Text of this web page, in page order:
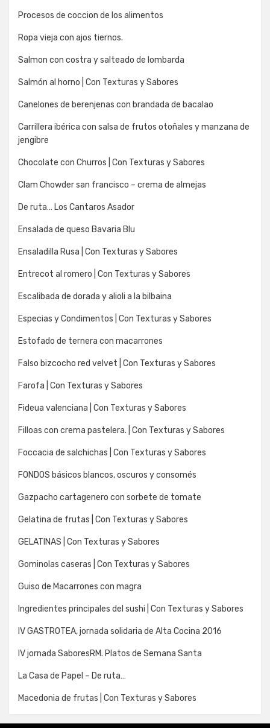
Procesos de coccion de los alimentos
Ropa vieja con ajos tiernos.
Salmon con costra y salteado de lombarda
Salmón al horno | Con Texturas y Sabores
Canelones de berenjenas con brandada de bacalao
Carrillera ibérica con salsa de frutos otoñales y manzana de
jengibre
Chocolate con Churros | Con Texturas y Sabores
Clam Chowder san francisco – crema de almejas
De ruta… Los Cantaros Asador
Ensalada de queso Bavaria Blu
Ensaladilla Rusa | Con Texturas y Sabores
Entrecot al romero | Con Texturas y Sabores
Escalibada de dorada y alioli a la bilbaina
Especias y Condimentos | Con Texturas y Sabores
Estofado de ternera con macarrones
Falso bizcocho red velvet | Con Texturas y Sabores
Farofa | Con Texturas y Sabores
Fideua valenciana | Con Texturas y Sabores
Filloas con crema pastelera. | Con Texturas y Sabores
Foccacia de salchichas | Con Texturas y Sabores
FONDOS básicos blancos, oscuros y consomés
Gazpacho cartagenero con sorbete de tomate
Gelatina de frutas | Con Texturas y Sabores
GELATINAS | Con Texturas y Sabores
Gominolas caseras | Con Texturas y Sabores
Guiso de Macarrones con magra
Ingredientes principales del sushi | Con Texturas y Sabores
IV GASTROTEA, jornada solidaria de Alta Cocina 2016
IV jornada SaboresRM. Platos de Semana Santa
La Casa de Papel – De ruta…
Macedonia de frutas | Con Texturas y Sabores